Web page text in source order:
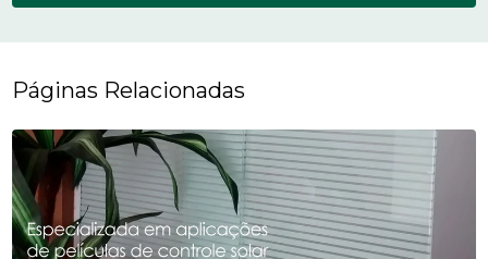
Páginas Relacionadas